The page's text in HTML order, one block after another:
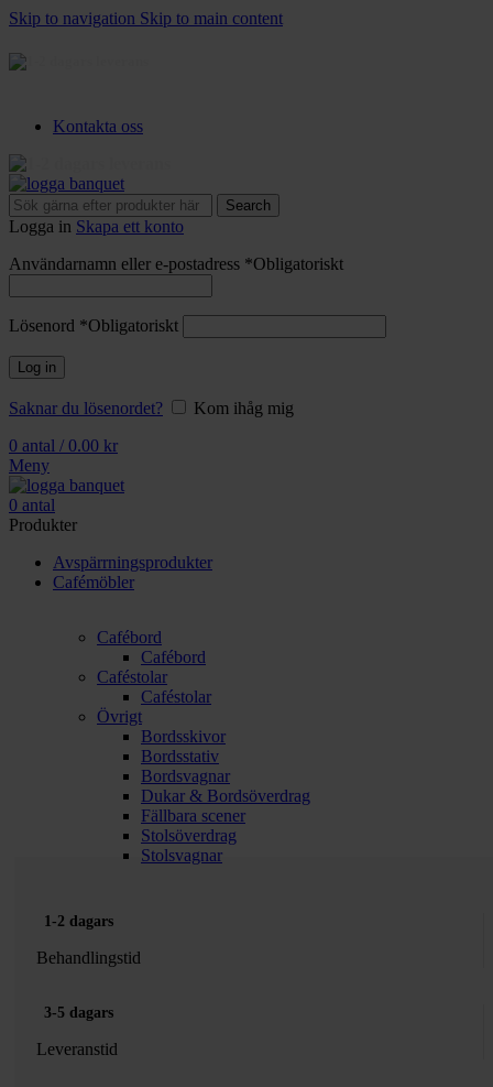
Skip to navigation Skip to main content
Kontakta oss
Search
Logga in Skapa ett konto
Användarnamn eller e-postadress *Obligatoriskt
Lösenord *Obligatoriskt
Log in
Saknar du lösenordet?
Kom ihåg mig
0 antal / 0.00 kr
Meny
0 antal
Produkter
Avspärrningsprodukter
Cafémöbler
Cafébord
Cafébord
Caféstolar
Caféstolar
Övrigt
Bordsskivor
Bordsstativ
Bordsvagnar
Dukar & Bordsöverdrag
Fällbara scener
Stolsöverdrag
Stolsvagnar
1-2 dagars
Behandlingstid
3-5 dagars
Leveranstid